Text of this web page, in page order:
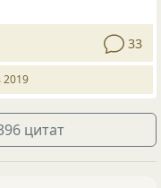
33
2019
цитат